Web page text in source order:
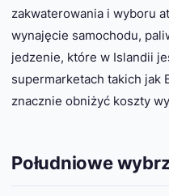
zakwaterowania i wyboru
wynajęcie samochodu,
jedzenie, które w Islandii
supermarketach takich jak
znacznie obniżyć koszty
Południowe